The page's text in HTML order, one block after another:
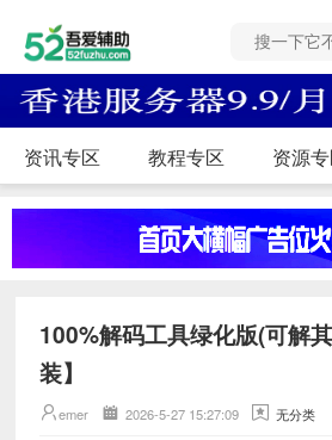
资讯专区 教程专区 资源
100%解码工具绿化版(可解
装】
emer 2026-5-27 15:27:09 无分类